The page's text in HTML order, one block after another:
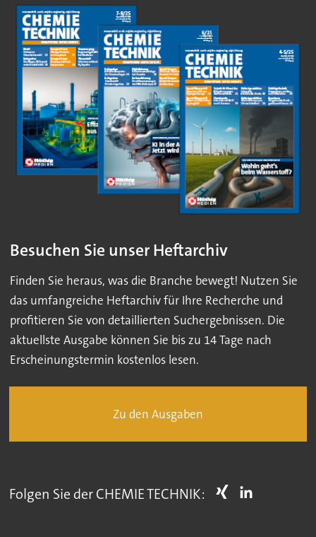
Besuchen Sie unser Heftarchiv
Finden Sie heraus, was die Branche bewegt! Nutzen Sie
das umfangreiche Heftarchiv für Ihre Recherche und
profitieren Sie von detaillierten Suchergebnissen. Die
aktuellste Ausgabe können Sie bis zu 14 Tage nach
Erscheinungstermin kostenlos lesen.
Zu den Ausgaben
Folgen Sie der CHEMIE TECHNIK: